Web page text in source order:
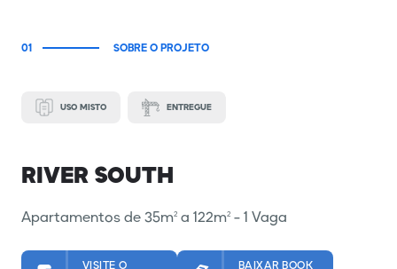
01 SOBRE O PROJETO
USO MISTO ENTREGUE
RIVER SOUTH
Apartamentos de 35m² a 122m² - 1 Vaga
VISITE O BAIXAR BOOK